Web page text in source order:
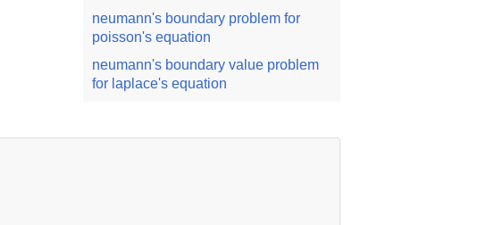
neumann's boundary problem for
poisson's equation
neumann's boundary value problem
for laplace's equation